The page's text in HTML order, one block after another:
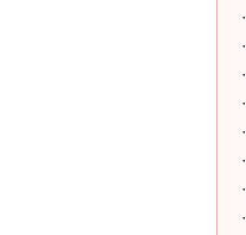
·
·
·
·
·
·
·
·